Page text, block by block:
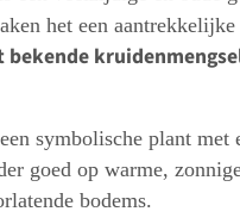
het een
symbolische plant
goed op warme,
bodems.